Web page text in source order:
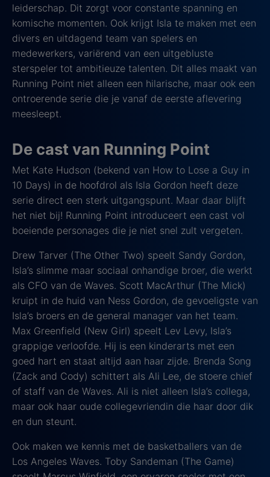
leiderschap. Dit zorgt voor constante spanning en
komische momenten. Ook krijgt Isla te maken met een
divers en uitdagend team van spelers en
medewerkers, variërend van een uitgebluste
sterspeler tot ambitieuze talenten. Dit alles maakt van
Running Point niet alleen een hilarische, maar ook een
ontroerende serie die je vanaf de eerste aflevering
meesleept.
De cast van Running Point
Met Kate Hudson (bekend van How to Lose a Guy in
10 Days) in de hoofdrol als Isla Gordon heeft deze
serie direct een sterk uitgangspunt. Maar daar blijft
het niet bij! Running Point introduceert een cast vol
boeiende personages die je niet snel zult vergeten.
Drew Tarver (The Other Two) speelt Sandy Gordon,
Isla’s slimme maar sociaal onhandige broer, die werkt
als CFO van de Waves. Scott MacArthur (The Mick)
kruipt in de huid van Ness Gordon, de gevoeligste van
Isla’s broers en de general manager van het team.
Max Greenfield (New Girl) speelt Lev Levy, Isla’s
grappige verloofde. Hij is een kinderarts met een
goed hart en staat altijd aan haar zijde. Brenda Song
(Zack and Cody) schittert als Ali Lee, de stoere chief
of staff van de Waves. Ali is niet alleen Isla’s collega,
maar ook haar oude collegevriendin die haar door dik
en dun steunt.
Ook maken we kennis met de basketballers van de
Los Angeles Waves. Toby Sandeman (The Game)